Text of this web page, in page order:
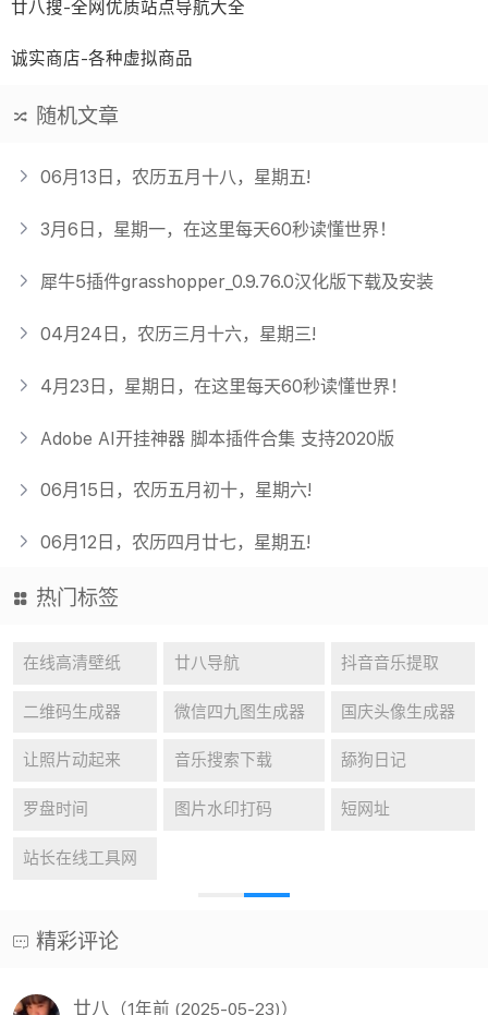
廿八搜-全网优质站点导航大全
诚实商店-各种虚拟商品
随机文章
06月13日，农历五月十八，星期五!
3月6日，星期一，在这里每天60秒读懂世界！
犀牛5插件grasshopper_0.9.76.0汉化版下载及安装
04月24日，农历三月十六，星期三!
4月23日，星期日，在这里每天60秒读懂世界！
Adobe AI开挂神器 脚本插件合集 支持2020版
06月15日，农历五月初十，星期六!
06月12日，农历四月廿七，星期五!
热门标签
在线高清壁纸 廿八导航 抖音音乐提取
二维码生成器 微信四九图生成器 国庆头像生成器
让照片动起来 音乐搜索下载 舔狗日记
罗盘时间 图片水印打码 短网址
站长在线工具网
精彩评论
廿八 （1年前 (2025-05-23)）